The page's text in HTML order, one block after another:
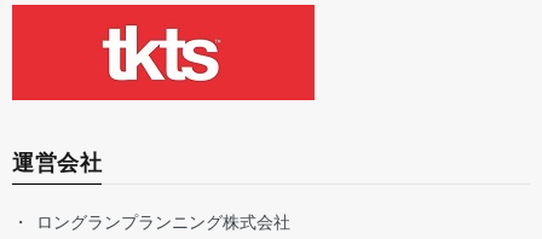
運営会社
ロングランプランニング株式会社